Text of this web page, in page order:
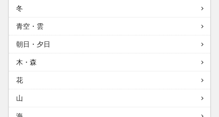
冬
青空・雲
朝日・夕日
木・森
花
山